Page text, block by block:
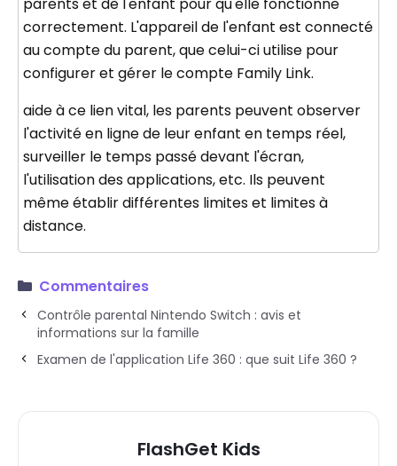
parents et de l'enfant pour qu'elle fonctionne
correctement. L'appareil de l'enfant est connecté
au compte du parent, que celui-ci utilise pour
configurer et gérer le compte Family Link.
aide à ce lien vital, les parents peuvent observer
l'activité en ligne de leur enfant en temps réel,
surveiller le temps passé devant l'écran,
l'utilisation des applications, etc. Ils peuvent
même établir différentes limites et limites à
distance.
Commentaires
Contrôle parental Nintendo Switch : avis et
informations sur la famille
Examen de l'application Life 360 : que suit Life 360 ?
FlashGet Kids